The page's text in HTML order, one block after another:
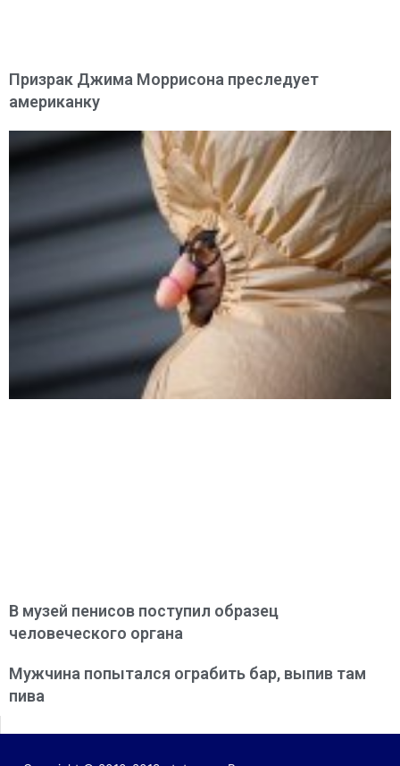
Призрак Джима Моррисона преследует
американку
В музей пенисов поступил образец
человеческого органа
Мужчина попытался ограбить бар, выпив там
пива